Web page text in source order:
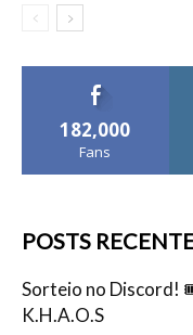
182,000
Fans
POSTS
Sorteio no Discord!
K.H.A.O.S